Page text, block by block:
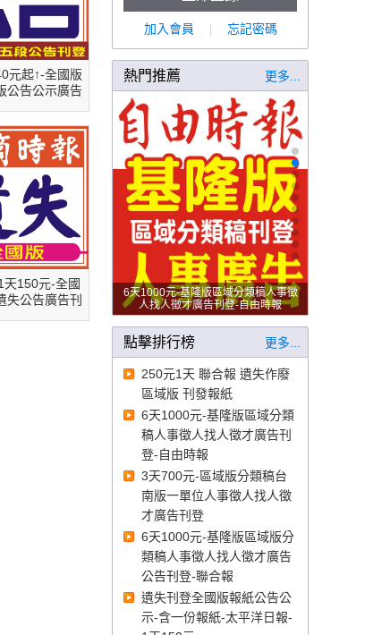
元起↑-全國版
公告公示廣告
天150元-全國
失公告廣告刊
加入會員 忘記密碼
熱門推薦 更多...
250元1天 聯合報 遺失作廢 區域版 刊
6天1000元-基隆版區域分類稿人事徵
人找人徵才廣告刊登-自由時報
3天700元-區域版分類稿台南版一單位
人事徵人找人徵才廣告刊登
點擊排行榜 更多...
250元1天 聯合報 遺失作廢
區域版 刊發報紙
6天1000元-基隆版區域分類
稿人事徵人找人徵才廣告刊
登-自由時報
3天700元-區域版分類稿台
南版一單位人事徵人找人徵
才廣告刊登
6天1000元-基隆版區域版分
類稿人事徵人找人徵才廣告
公告刊登-聯合報
遺失刊登全國版報紙公告公
示-含一份報紙-太平洋日報-